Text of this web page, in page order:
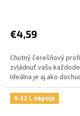
€4,59
Chutný čerešňový
zvládnuť vašu
Ideálna je aj ako
6-12 L nápoja